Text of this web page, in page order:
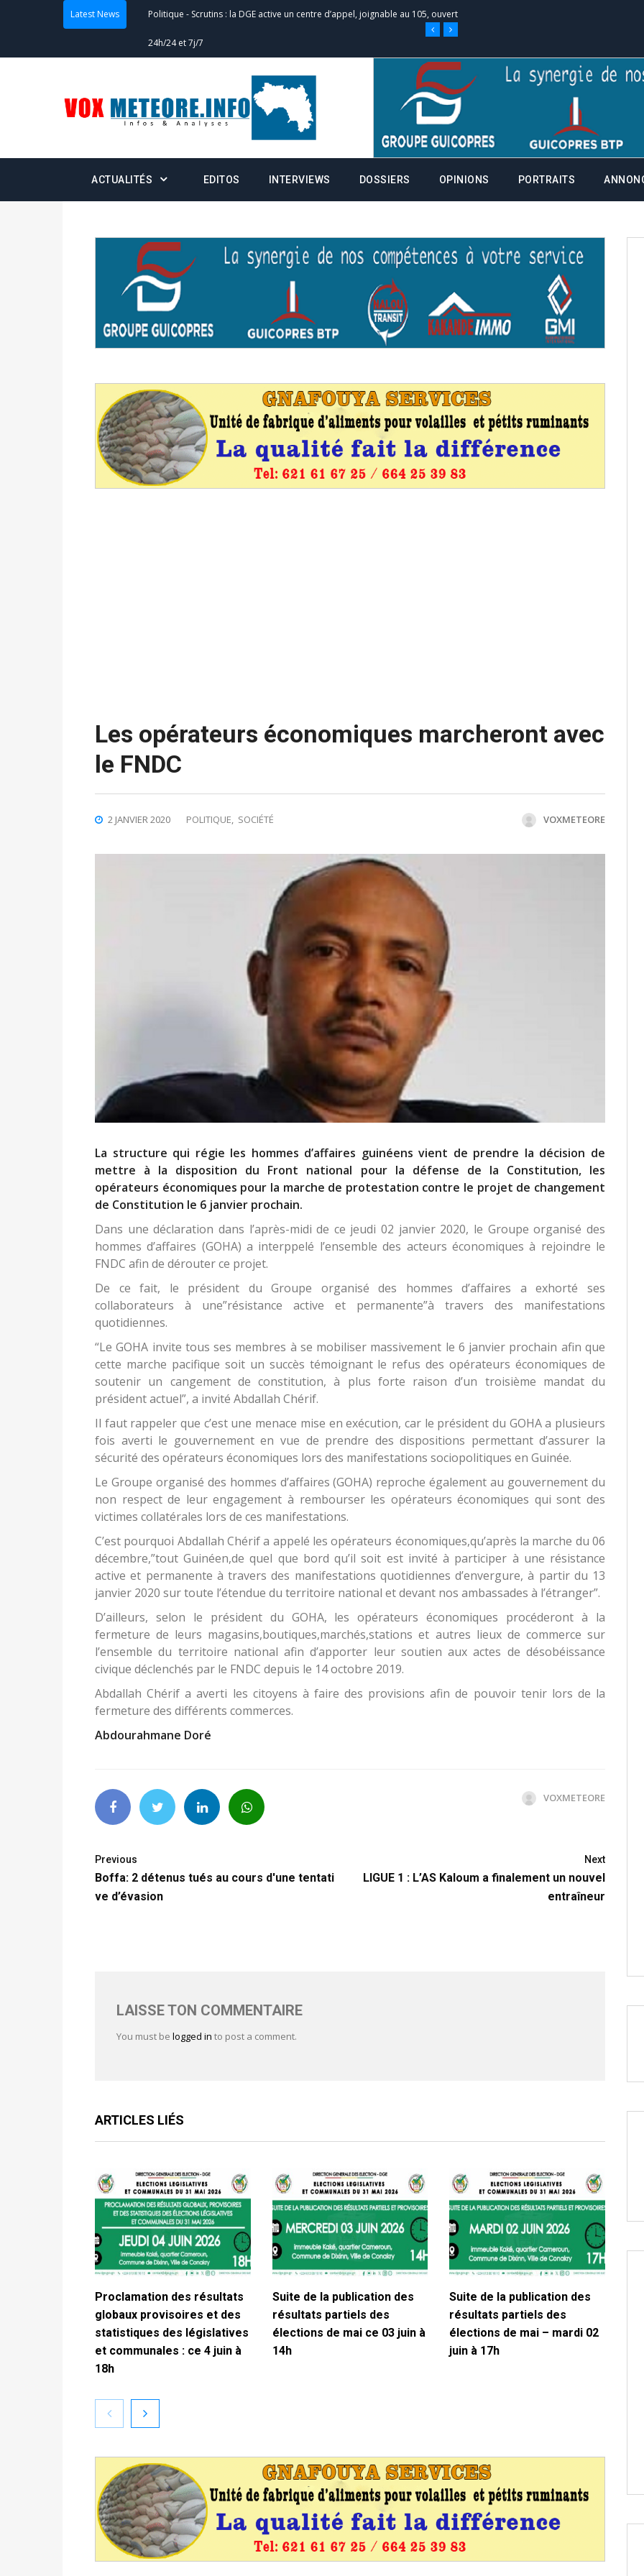
Latest News Politique - Scrutins : la DGE active un centre d’appel, joignable au 105, ouvert
24h/24 et 7j/7
Double scrutin du 31 mai : fin des campagnes ce jeudi 28 mai à
minuit
Actualités - Communiqué relatif à la délivrance de la fiche de procuration
Politique-Convocation des membres des Commissions Administratives de
Centralisation des Votes (CACV) à une prestation de serment et à une
Politique Candidats : désignez vos représentants aux CACV (centralisation
des votes) avant le 16 mai à 16h
Politique Double scrutin du 31 mai : retrait des cartes d’électeurs possible
du 16 au 31 mai 2026
avant le 16 mai 2026 à 16h
Politique-Proclamation des résultats globaux provisoires et des
statistiques des législatives et communales : ce 4 juin à 18h
Politique-Suite de la publication des résultats partiels des élections de mai
ACTUALITÉS EDITOS INTERVIEWS DOSSIERS OPINIONS PORTRAITS
Les opérateurs économiques marcheront avec
le FNDC
2 JANVIER 2020 POLITIQUE SOCIÉTÉ VOXMETEORE
La structure qui régie les hommes d’affaires guinéens vient de prendre la décision de
mettre à la disposition du Front national pour la défense de la Constitution, les
opérateurs économiques pour la marche de protestation contre le projet de changement
de Constitution le 6 janvier prochain.
Dans une déclaration dans l’après-midi de ce jeudi 02 janvier 2020, le Groupe organisé des
hommes d’affaires (GOHA) a interppelé l’ensemble des acteurs économiques à rejoindre le
FNDC afin de dérouter ce projet.
De ce fait, le président du Groupe organisé des hommes d’affaires a exhorté ses
collaborateurs à une”résistance active et permanente”à travers des manifestations
quotidiennes.
“Le GOHA invite tous ses membres à se mobiliser massivement le 6 janvier prochain afin que
cette marche pacifique soit un succès témoignant le refus des opérateurs économiques de
soutenir un cangement de constitution, à plus forte raison d’un troisième mandat du
président actuel”, a invité Abdallah Chérif.
Il faut rappeler que c’est une menace mise en exécution, car le président du GOHA a plusieurs
fois averti le gouvernement en vue de prendre des dispositions permettant d’assurer la
sécurité des opérateurs économiques lors des manifestations sociopolitiques en Guinée.
Le Groupe organisé des hommes d’affaires (GOHA) reproche également au gouvernement du
non respect de leur engagement à rembourser les opérateurs économiques qui sont des
victimes collatérales lors de ces manifestations.
C’est pourquoi Abdallah Chérif a appelé les opérateurs économiques,qu’après la marche du 06
décembre,”tout Guinéen,de quel que bord qu’il soit est invité à participer à une résistance
active et permanente à travers des manifestations quotidiennes d’envergure, à partir du 13
janvier 2020 sur toute l’étendue du territoire national et devant nos ambassades à l’étranger”.
D’ailleurs, selon le président du GOHA, les opérateurs économiques procéderont à la
fermeture de leurs magasins,boutiques,marchés,stations et autres lieux de commerce sur
l’ensemble du territoire national afin d’apporter leur soutien aux actes de désobéissance
civique déclenchés par le FNDC depuis le 14 octobre 2019.
Abdallah Chérif a averti les citoyens à faire des provisions afin de pouvoir tenir lors de la
fermeture des différents commerces.
Abdourahmane Doré
VOXMETEORE
Previous
Boffa: 2 détenus tués au cours d'une tentati
ve d’évasion
Next
LIGUE 1 : L’AS Kaloum a finalement un nouvel
entraîneur
LAISSE TON COMMENTAIRE
You must be logged in to post a comment.
ARTICLES LIÉS
Proclamation des résultats
globaux provisoires et des
statistiques des législatives
et communales : ce 4 juin à
18h
Suite de la publication des
résultats partiels des
élections de mai ce 03 juin à
14h
Suite de la publication des
résultats partiels des
élections de mai – mardi 02
juin à 17h